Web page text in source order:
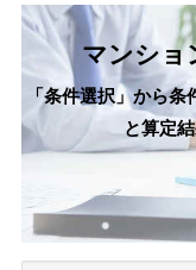
マンショ
「条件選択」から
と算定